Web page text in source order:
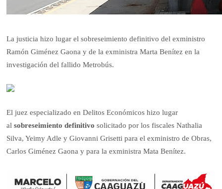
La justicia hizo lugar el sobreseimiento definitivo del exministro
Ramón Giménez Gaona y de la exministra Marta Benítez en la
investigación del fallido Metrobús.
El juez especializado en Delitos Económicos hizo lugar
alsobreseimiento definitivosolicitado por los fiscales Nathalia
Silva, Yeimy Adle y Giovanni Grisetti para el exministro de Obras,
Carlos Giménez Gaona y para la exministra Mata Benítez.